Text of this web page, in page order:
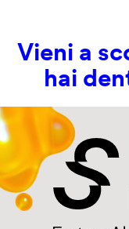
Vieni a
hai